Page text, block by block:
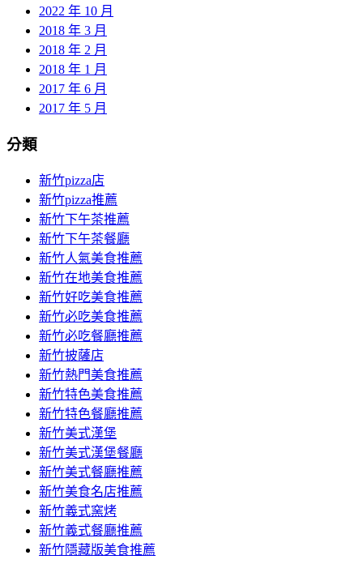
2022 年 10 月
2018 年 3 月
2018 年 2 月
2018 年 1 月
2017 年 6 月
2017 年 5 月
分類
新竹pizza店
新竹pizza推薦
新竹下午茶推薦
新竹下午茶餐廳
新竹人氣美食推薦
新竹在地美食推薦
新竹好吃美食推薦
新竹必吃美食推薦
新竹必吃餐廳推薦
新竹披薩店
新竹熱門美食推薦
新竹特色美食推薦
新竹特色餐廳推薦
新竹美式漢堡
新竹美式漢堡餐廳
新竹美式餐廳推薦
新竹美食名店推薦
新竹義式窯烤
新竹義式餐廳推薦
新竹隱藏版美食推薦